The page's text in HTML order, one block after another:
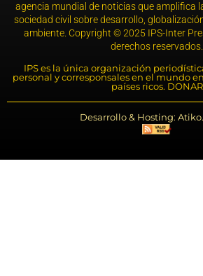
agencia mundial de noticias que amplifica
sociedad civil sobre desarrollo,
ambiente. Copyright © 2025 IPS-Inter
derechos reservados.
IPS es la única organización
personal y corresponsales en el mundo
países ricos. DONAR
Desarrollo & Hosting: